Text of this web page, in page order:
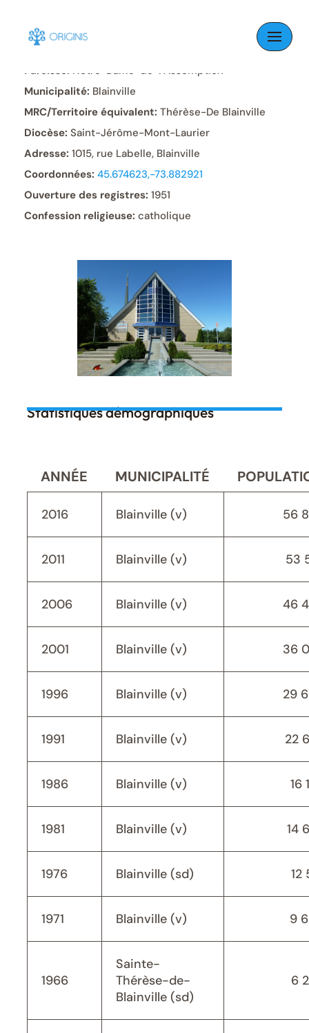
Skip
content
Paroisse: Notre-Dame-de-l’Assomption
Municipalité: Blainville
MRC/Territoire équivalent: Thérèse-De Blainville
Diocèse: Saint-Jérôme-Mont-Laurier
Adresse: 1015, rue Labelle, Blainville
Coordonnées: 45.674623,-73.882921
Ouverture des registres: 1951
Confession religieuse: catholique
Statistiques démographiques
ANNÉE MUNICIPALITÉ
2016 Blainville (v) 56
2011 Blainville (v) 53
2006 Blainville (v) 46
2001 Blainville (v) 36
1996 Blainville (v) 29
1991 Blainville (v) 22
1986 Blainville (v) 16
1981 Blainville (v) 14
1976 Blainville (sd) 12
1971 Blainville (v) 9
1966
Sainte-
Thérèse-de-
Blainville (sd)
6